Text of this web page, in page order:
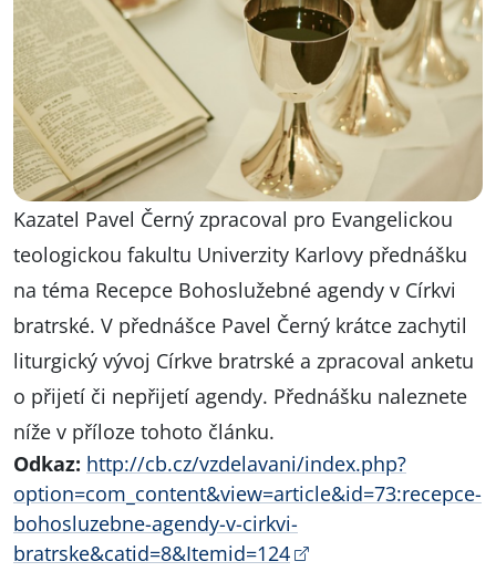
Kazatel Pavel Černý zpracoval pro Evangelickou
teologickou fakultu Univerzity Karlovy přednášku
na téma Recepce Bohoslužebné agendy v Církvi
bratrské. V přednášce Pavel Černý krátce zachytil
liturgický vývoj Církve bratrské a zpracoval anketu
o přijetí či nepřijetí agendy. Přednášku naleznete
níže v příloze tohoto článku.
Odkaz: http://cb.cz/vzdelavani/index.php?
option=com_content&view=article&id=73:recepce-
bohosluzebne-agendy-v-cirkvi-
bratrske&catid=8&Itemid=124